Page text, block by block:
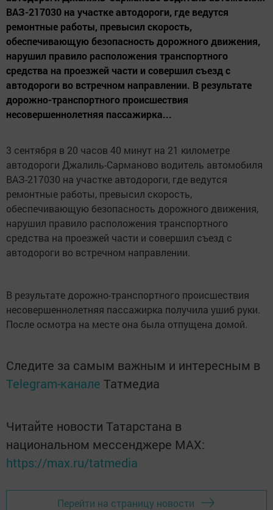
ВАЗ-217030 на участке автодороги, где ведутся
ремонтные работы, превысил скорость,
обеспечивающую безопасность дорожного движения,
нарушил правило расположения транспортного
средства на проезжей части и совершил съезд с
автодороги во встречном направлении. В результате
дорожно-транспортного происшествия
несовершеннолетняя пассажирка...
3 сентября в 20 часов 40 минут на 21 километре
автодороги Джалиль-Сарманово водитель автомобиля
ВАЗ-217030 на участке автодороги, где ведутся
ремонтные работы, превысил скорость,
обеспечивающую безопасность дорожного движения,
нарушил правило расположения транспортного
средства на проезжей части и совершил съезд с
автодороги во встречном направлении.
В результате дорожно-транспортного происшествия
несовершеннолетняя пассажирка получила ушиб руки.
После осмотра на месте она была отпущена домой.
Следите за самым важным и интересным в
Telegram-канале Татмедиа
Читайте новости Татарстана в
национальном мессенджере MАХ:
https://max.ru/tatmedia
Перейти на страницу новости